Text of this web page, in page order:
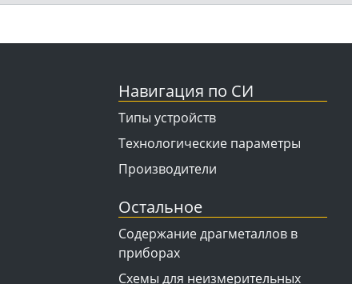
Навигация по СИ
Типы устройств
Технологические параметры
Производители
Остальное
Содержание драгметаллов в
приборах
Схемы для неизмерительных